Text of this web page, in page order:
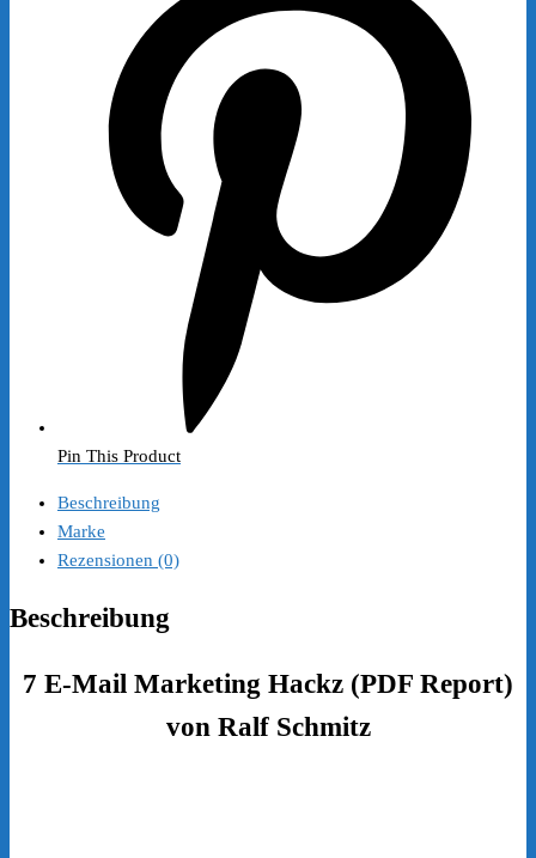
Pin This Product
Beschreibung
Marke
Rezensionen (0)
Beschreibung
7 E-Mail Marketing Hackz (PDF Report)
von Ralf Schmitz